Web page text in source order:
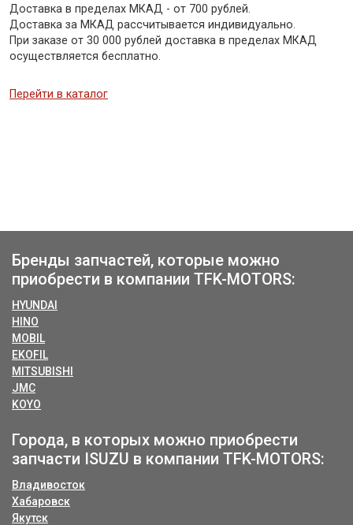
Доставка в пределах МКАД - от 700 рублей.
Доставка за МКАД рассчитывается индивидуально.
При заказе от 30 000 рублей доставка в пределах МКАД
осуществляется бесплатно.
Перейти в каталог
Бренды запчастей, которые можно
приобрести в компании TFK-MOTORS:
HYUNDAI
HINO
MOBIL
EKOFIL
MITSUBISHI
JMC
KOYO
Города, в которых можно приобрести
запчасти ISUZU в компании TFK-MOTORS:
Владивосток
Хабаровск
Якутск